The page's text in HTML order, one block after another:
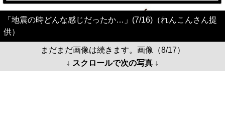
「地震の時どんな感じだったか…」(7/16)（れんこんさん提
供）
まだまだ画像は続きます。画像（8/17）
↓ スクロールで次の写真 ↓